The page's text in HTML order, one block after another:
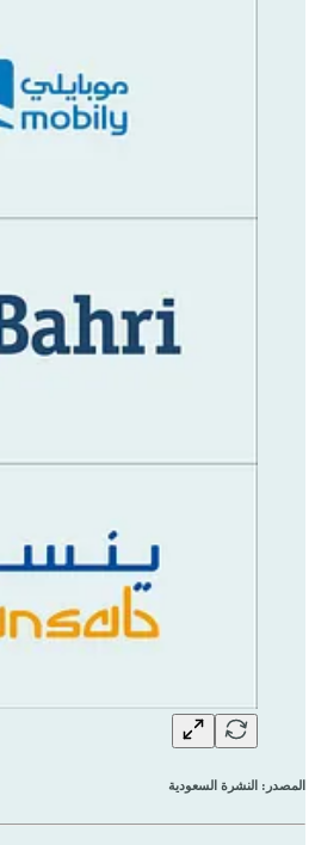
المصدر: النشرة السعودية